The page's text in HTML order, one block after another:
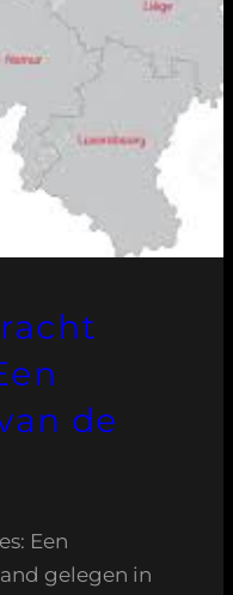
de
Een
gelegen in